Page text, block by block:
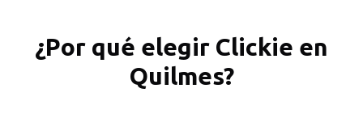
¿Por qué elegir Clickie en
Quilmes?